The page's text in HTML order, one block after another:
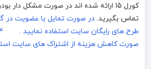
کورل 15 ارائه شده اند در صورت مشکل
تماس بگیرید. در صورت تمایل با عضویت در
طرح های رایگان سایت استفاده نمایید . laser724@
صورت کاهش هزینه از اشتراک های سایت